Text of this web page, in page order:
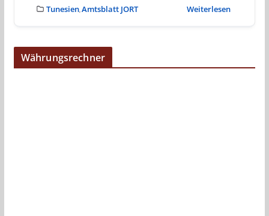
Tunesien, Amtsblatt JORT Weiterlesen
Währungsrechner